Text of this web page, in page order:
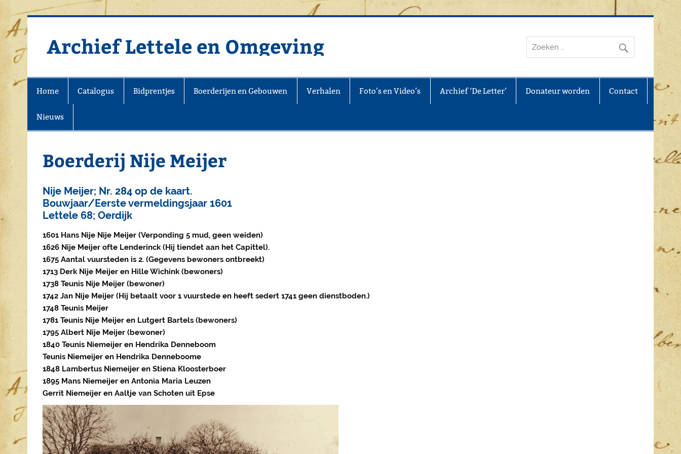
Doorgaan
naar
inhoud
Archief Lettele en Omgeving
Home Catalogus Bidprentjes Boerderijen en Gebouwen Verhalen Foto’s en Video’s Archief ‘De Letter’ Donateur worden Contact
Nieuws
Boerderij Nije Meijer
Nije Meijer; Nr. 284 op de kaart.
Bouwjaar/Eerste vermeldingsjaar 1601
Lettele 68; Oerdijk
1601 Hans Nije Nije Meijer (Verponding 5 mud, geen weiden)
1626 Nije Meijer ofte Lenderinck (Hij tiendet aan het Capittel).
1675 Aantal vuursteden is 2. (Gegevens bewoners ontbreekt)
1713 Derk Nije Meijer en Hille Wichink (bewoners)
1738 Teunis Nije Meijer (bewoner)
1742 Jan Nije Meijer (Hij betaalt voor 1 vuurstede en heeft sedert 1741 geen dienstboden.)
1748 Teunis Meijer
1781 Teunis Nije Meijer en Lutgert Bartels (bewoners)
1795 Albert Nije Meijer (bewoner)
1840 Teunis Niemeijer en Hendrika Denneboom
Teunis Niemeijer en Hendrika Denneboome
1848 Lambertus Niemeijer en Stiena Kloosterboer
1895 Mans Niemeijer en Antonia Maria Leuzen
Gerrit Niemeijer en Aaltje van Schoten uit Epse